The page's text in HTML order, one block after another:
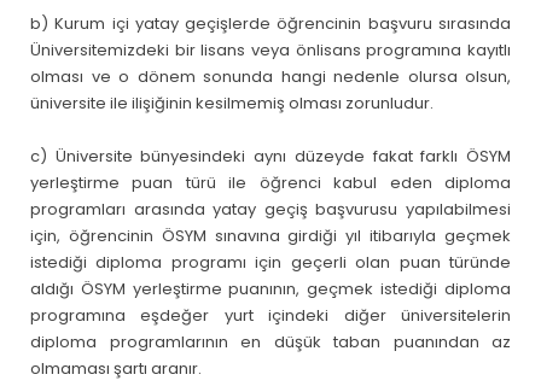
b) Kurum içi yatay geçişlerde öğrencinin başvuru sırasında
Üniversitemizdeki bir lisans veya önlisans programına kayıtlı
olması ve o dönem sonunda hangi nedenle olursa olsun,
üniversite ile ilişiğinin kesilmemiş olması zorunludur.
c) Üniversite bünyesindeki aynı düzeyde fakat farklı ÖSYM
yerleştirme puan türü ile öğrenci kabul eden diploma
programları arasında yatay geçiş başvurusu yapılabilmesi
için, öğrencinin ÖSYM sınavına girdiği yıl itibarıyla geçmek
istediği diploma programı için geçerli olan puan türünde
aldığı ÖSYM yerleştirme puanının, geçmek istediği diploma
programına eşdeğer yurt içindeki diğer üniversitelerin
diploma programlarının en düşük taban puanından az
olmaması şartı aranır.